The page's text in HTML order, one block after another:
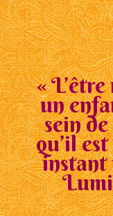
«
un
sein
qu’il
instant